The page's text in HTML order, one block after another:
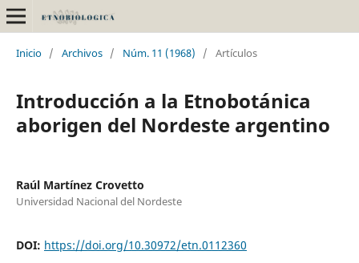
Inicio / Archivos / Núm. 11 (1968) / Artículos
Introducción a la Etnobotánica
aborigen del Nordeste argentino
Raúl Martínez Crovetto
Universidad Nacional del Nordeste
DOI: https://doi.org/10.30972/etn.0112360